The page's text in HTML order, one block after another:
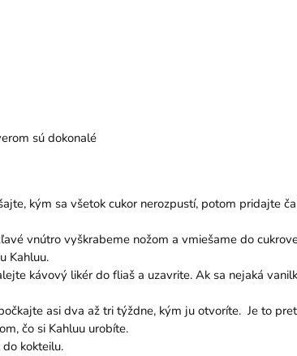
sú dokonalé
kým sa všetok cukor nerozpustí, potom pridajte
vnútro vyškrabeme nožom a vmiešame do
Kahluu.
kávový likér do fliaš a uzavrite. Ak sa nejaká
asi dva až tri týždne, kým ju otvoríte. Je to
čo si Kahluu urobíte.
kokteilu.